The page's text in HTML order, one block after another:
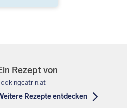
Rezept von
Rezepte entdecken